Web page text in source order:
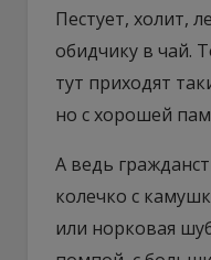
Пестует, холит,
обидчику в чай.
тут приходят
но с хорошей
А ведь
колечко с
или норковая